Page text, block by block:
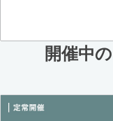
開催中